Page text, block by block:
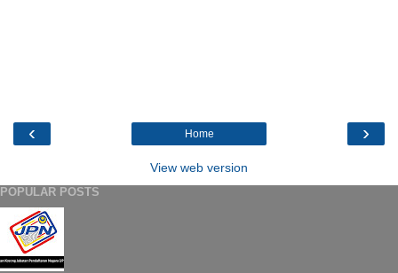
‹ ›
Home
View web version
POPULAR POSTS